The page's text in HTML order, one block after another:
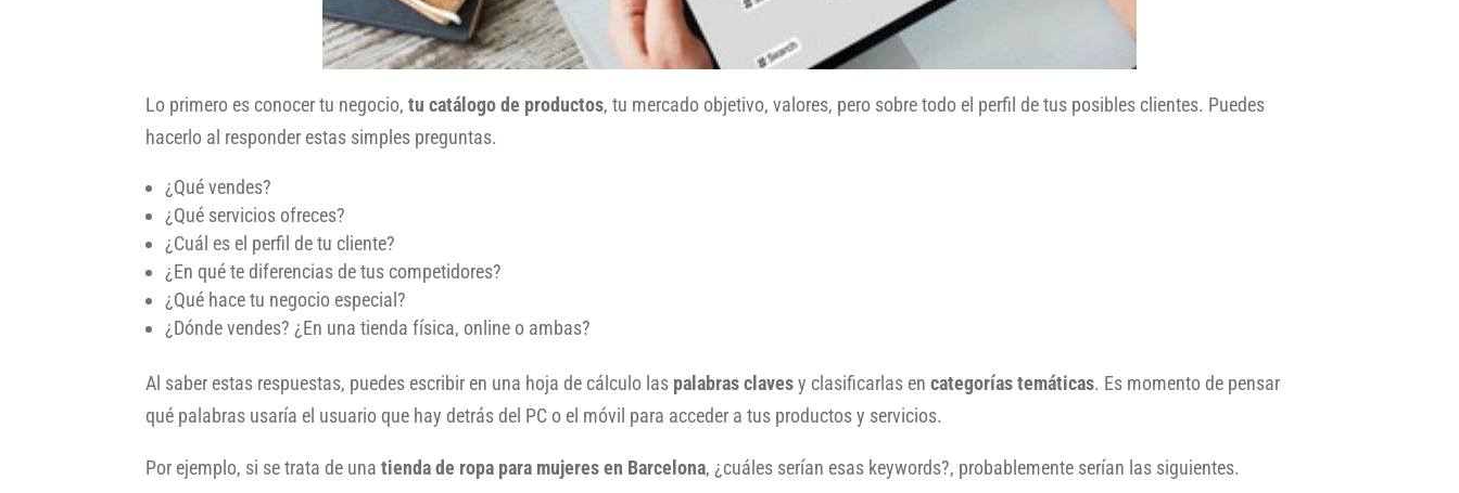
Lo primero es conocer tu negocio,tu catálogo de productos, tu mercado objetivo, valores, pero sobre todo el perfil de tus posibles clientes. Puedes
hacerlo al responder estas simples preguntas.
¿Qué vendes?
¿Qué servicios ofreces?
¿Cuál es el perfil de tu cliente?
¿En qué te diferencias de tus competidores?
¿Qué hace tu negocio especial?
¿Dónde vendes? ¿En una tienda física, online o ambas?
Al saber estas respuestas, puedes escribir en una hoja de cálculo las palabras clavesy clasificarlas encategorías temáticas. Es momento de pensar
qué palabras usaría el usuario que hay detrás del PC o el móvil para acceder a tus productos y servicios.
Por ejemplo, si se trata de unatienda de ropa para mujeres en Barcelona, ¿cuáles serían esas keywords?, probablemente serían las siguientes.